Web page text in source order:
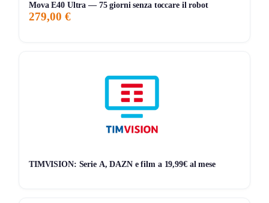
Promo:
Termini e condizioni da sapere
L’offerta è valida sugli articoli selezionati. Non cumulabile
con altre promozioni (salvo diversa indicazione). Controlla
Mova E40 Ultra — 75 giorni senza toccare il robot
279,00 €
TIMVISION: Serie A, DAZN e film a 19,99€ al mese